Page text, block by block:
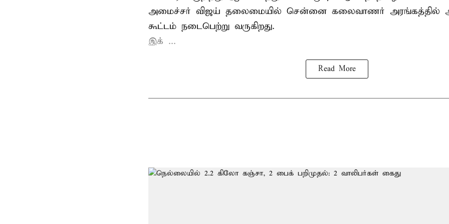
அமைச்சர் விஜய் தலைமையில் சென்னை கலைவாணர்
கூட்டம் நடைபெற்று வருகிறது.
இக் ...
Read More